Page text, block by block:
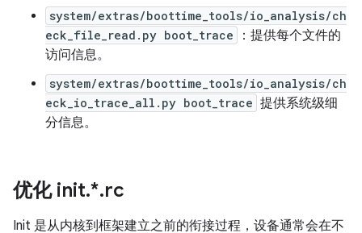
system/extras/boottime_tools/io_analysis/ch
eck_file_read.py boot_trace
：提供每个文件的
访问信息。
system/extras/boottime_tools/io_analysis/ch
eck_io_trace_all.py boot_trace 提供系统级细
分信息。
优化 init.*.rc
Init 是从内核到框架建立之前的衔接过程，设备通常会在不